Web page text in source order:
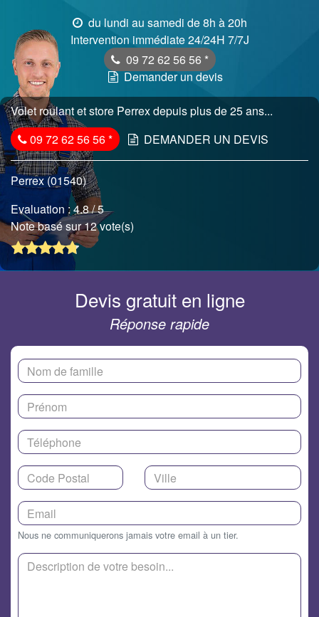
du lundi au samedi de 8h à 20h
Intervention immédiate 24/24H 7/7J
09 72 62 56 56 *
Demander un devis
Volet roulant et store Perrex depuis plus de 25 ans...
09 72 62 56 56* DEMANDER UN DEVIS
Perrex (01540)
Evaluation :4.8/ 5
Note basé sur 12 vote(s)
Devis gratuit en ligne
Réponse rapide
Nous ne communiquerons jamais votre email à un tier.